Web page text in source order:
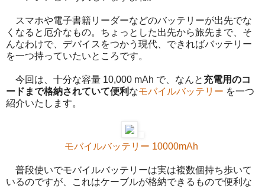
スマホや電子書籍リーダーなどのバッテリーが出先でな
くなると厄介なもの。ちょっとした出先から旅先まで、そ
んなわけで、デバイスをつかう現代、できればバッテリー
を一つ持っていたいところです。
今回は、十分な容量 10,000 mAh で、なんと 充電用のコ
ードまで格納されていて便利 なモバイルバッテリー を一つ
紹介いたします。
モバイルバッテリー 10000mAh
普段使いでモバイルバッテリーは実は複数個持ち歩いて
いるのですが、これはケーブルが格納できるもので便利な